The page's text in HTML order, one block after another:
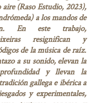
(Raso Estudio, 2023),
a los mandos de
En este trabajo,
resignifican y
de la música de raíz.
a su sonido, elevan la
y llevan la
gallega e ibérica a
y experimentales,